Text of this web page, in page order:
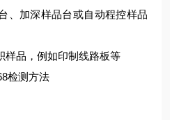
、加深样品台或自动程控样品
样品，例如印制线路板等
检测方法